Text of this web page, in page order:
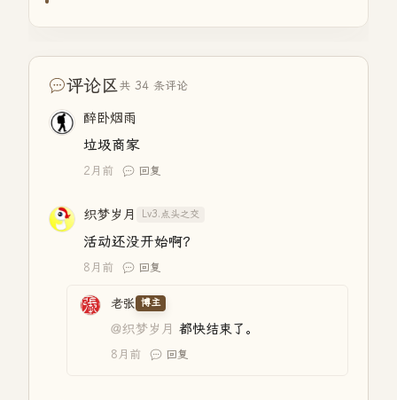
评论区共 34 条评论
醉卧烟雨
垃圾商家
2月前 回复
织梦岁月 Lv3.点头之交
活动还没开始啊？
8月前 回复
老张 博主
@织梦岁月 都快结束了。
8月前 回复